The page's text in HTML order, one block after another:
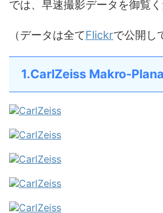
では、早速撮影データを御覧く
（データは全てFlickrで公開し
1.CarlZeiss Makro-